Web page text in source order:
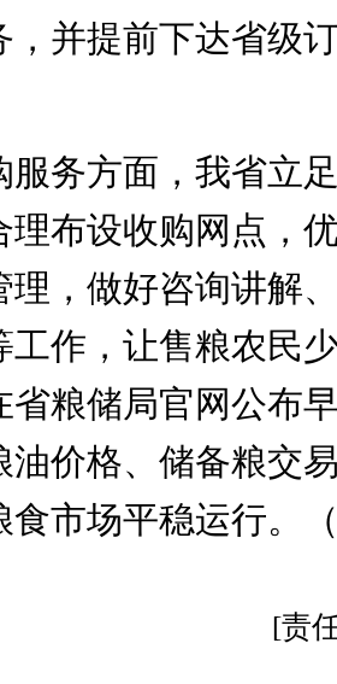
，并提前下达省级
方面，我省立足
理布设收购网点，
理，做好咨询讲解
工作，让售粮农民
省粮储局官网公布
油价格、储备粮交
食市场平稳运行。
[责